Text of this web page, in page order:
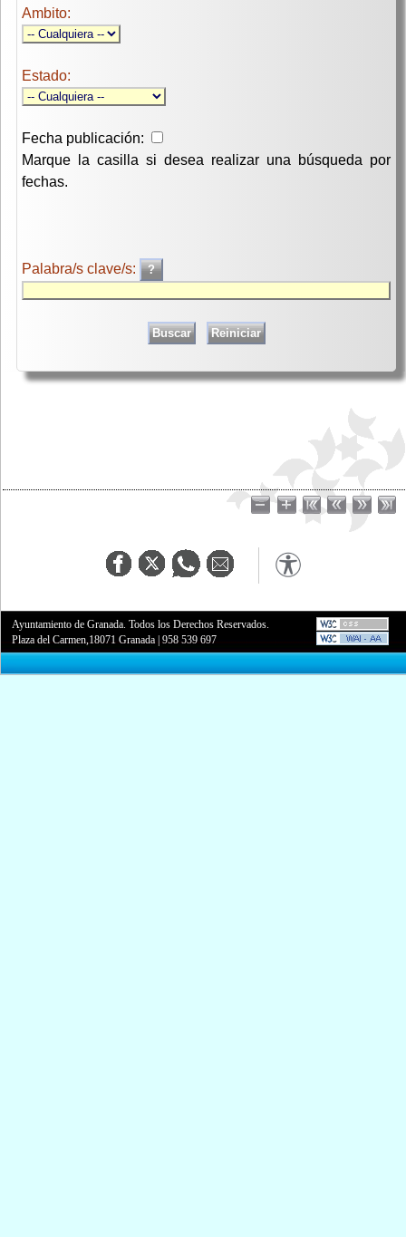
Ambito:
Estado:
Fecha publicación:
Marque la casilla si desea realizar una búsqueda por
fechas.
Palabra/s clave/s:
Ayuntamiento de Granada. Todos los Derechos Reservados.
Plaza del Carmen,18071 Granada |958 539 697